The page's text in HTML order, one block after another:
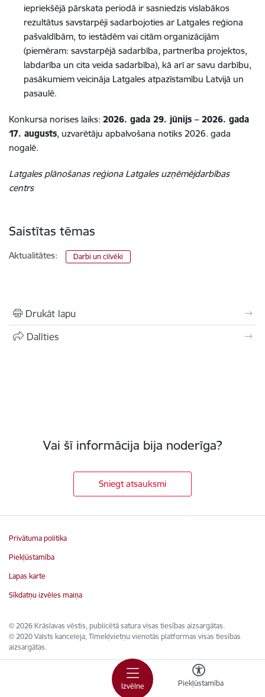
Izvēlne Piekļūstamība
iepriekšējā pārskata periodā ir sasniedzis vislabākos
rezultātus savstarpēji sadarbojoties ar Latgales reģiona
pašvaldībām, to iestādēm vai citām organizācijām
(piemēram: savstarpējā sadarbība, partnerība projektos,
labdarība un cita veida sadarbība), kā arī ar savu darbību,
pasākumiem veicināja Latgales atpazīstamību Latvijā un
pasaulē.
Konkursa norises laiks: 2026. gada 29. jūnijs – 2026. gada
17. augusts, uzvarētāju apbalvošana notiks 2026. gada
nogalē.
Latgales plānošanas reģiona Latgales uzņēmējdarbības
centrs
Saistītas tēmas
Aktualitātes: Darbi un cilvēki
Drukāt lapu
Dalīties
Vai šī informācija bija noderīga?
Sniegt atsauksmi
© 2026 Krāslavas vēstis, publicētā satura visas tiesības aizsargātas.
© 2020 Valsts kanceleja, Tīmekļvietņu vienotās platformas visas tiesības
aizsargātas.
Privātuma politika
Piekļūstamība
Lapas karte
Sīkdatņu izvēles maiņa